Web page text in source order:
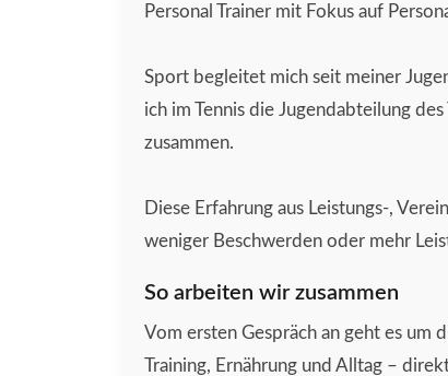
Personal Trainer mit Fokus auf
Sport begleitet mich seit meiner
ich im Tennis die Jugendabteilung
zusammen.
Diese Erfahrung aus Leistungs-,
weniger Beschwerden oder mehr
So arbeiten wir zusammen
Vom ersten Gespräch an geht es um
Training, Ernährung und Alltag –